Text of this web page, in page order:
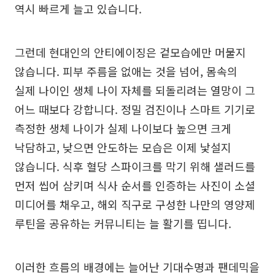
역시 빠르게 늘고 있습니다.
그런데 현대인의 안티에이징은 겉모습에만 머물지
않습니다. 피부 주름을 없애는 것을 넘어, 몸속의
실제 나이인 생체 나이 자체를 되돌리려는 열망이 그
어느 때보다 강합니다. 정밀 검진이나 스마트 기기로
측정한 생체 나이가 실제 나이보다 높으면 크게
낙담하고, 낮으면 안도하는 모습은 이제 낯설지
않습니다. 식후 혈당 스파이크를 막기 위해 샐러드를
먼저 씹어 삼키며 식사 순서를 인증하는 사진이 소셜
미디어를 채우고, 해외 직구로 구성한 나만의 영양제
루틴을 공유하는 커뮤니티는 늘 활기를 띱니다.
이러한 흐름의 배경에는 늘어난 기대수명과 팬데믹을